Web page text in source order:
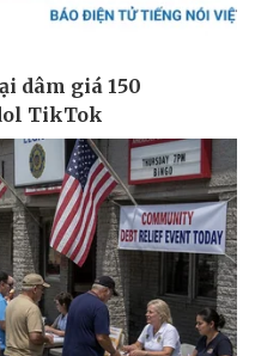
Quân sự - Quốc phòng
Vũ khí
Việt Nam
Phân tích